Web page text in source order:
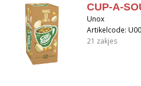
CUP-A-
Unox
Artikelcode:
21 zakjes